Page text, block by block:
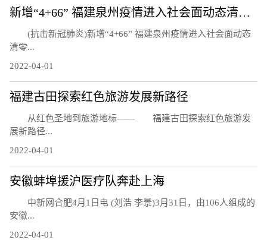
新增“4+66” 福建泉州疫情进入社会面动态清零攻坚阶段
(抗击新冠肺炎)新增“4+66” 福建泉州疫情进入社会面动态
清零...
2022-04-01
福建古田探索红色旅游发展新路径
从红色圣地到旅游地标—— 福建古田探索红色旅游发
展新路径...
2022-04-01
安徽蚌埠援沪医疗队奔赴上海
中新网合肥4月1日电 (刘浩 李景)3月31日，由106人组成的
安徽...
2022-04-01